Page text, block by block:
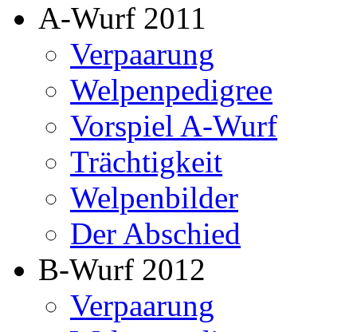
A-Wurf 2011
Verpaarung
Welpenpedigree
Vorspiel A-Wurf
Trächtigkeit
Welpenbilder
Der Abschied
B-Wurf 2012
Verpaarung